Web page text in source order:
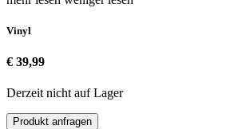
Vinyl
€ 39,99
Derzeit nicht auf Lager
Produkt anfragen